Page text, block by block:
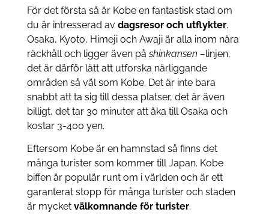
För det första så är Kobe en fantastisk stad om
du är intresserad av dagsresor och utflykter.
Osaka, Kyoto, Himeji och Awaji är alla inom nära
räckhåll och ligger även påshinkansen –linjen,
det är därför lätt att utforska närliggande
områden så väl som Kobe. Det är inte bara
snabbt att ta sig till dessa platser, det är även
billigt, det tar 30 minuter att åka till Osaka och
kostar 3-400 yen.
Eftersom Kobe är en hamnstad så finns det
många turister som kommer till Japan. Kobe
biffen är populär runt om i världen och är ett
garanterat stopp för många turister och staden
är mycket välkomnande för turister.